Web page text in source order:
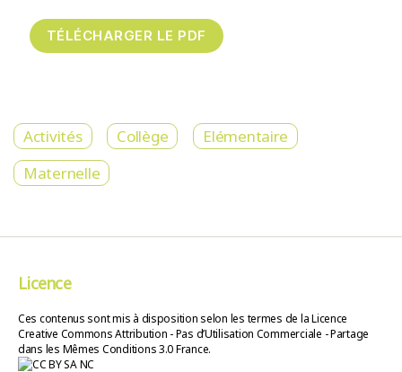
Activités Collège
Elémentaire
Maternelle
Licence
Ces contenus sont mis à disposition selon les termes de la Licence
Creative Commons Attribution - Pas d’Utilisation Commerciale - Partage
dans les Mêmes Conditions 3.0 France.